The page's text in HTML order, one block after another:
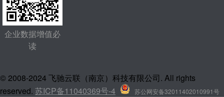
企业数据增值必
读
© 2008-2024 飞驰云联（南京）科技有限公司. All rights
reserved. 苏ICP备11040369号-4 苏公网安备32011402010991号